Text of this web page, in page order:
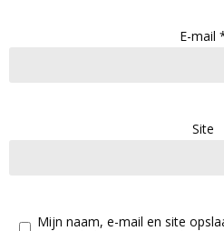
E-mail
Site
Mijn naam, e-mail en site